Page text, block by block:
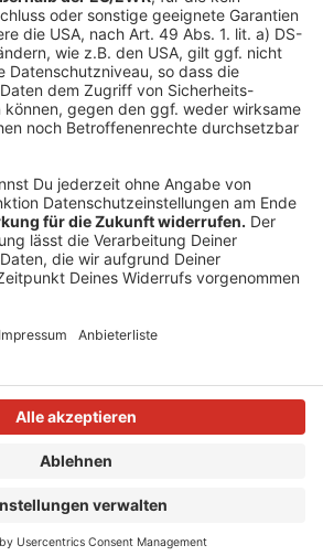
Service zu, um dieses
Video anzusehen.
Informationen
Akzeptieren
byUsercentrics Consent
Platform
für das neue Album der
Sängerin Ilse DeLange.